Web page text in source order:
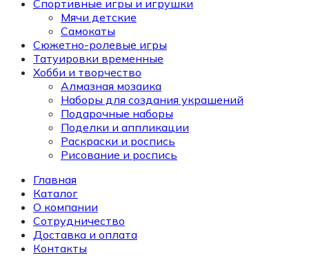
Спортивные игры и игрушки
Мячи детские
Самокаты
Сюжетно-ролевые игры
Татуировки временные
Хобби и творчество
Алмазная мозаика
Наборы для создания украшений
Подарочные наборы
Поделки и аппликации
Раскраски и роспись
Рисование и роспись
Главная
Каталог
О компании
Сотрудничество
Доставка и оплата
Контакты